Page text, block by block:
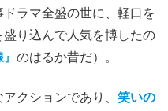
ラマ全盛の世に、軽口を
り込んで人気を博したの
のはるか昔だ）。
クションであり、 笑いの